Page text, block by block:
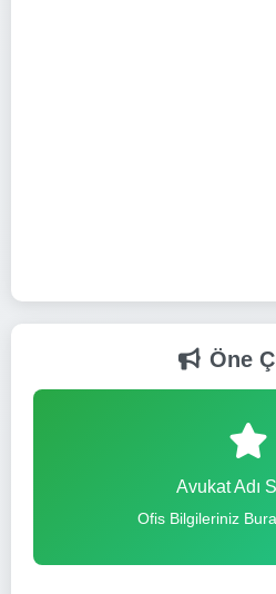
Öne
Avukat Adı
Ofis Bilgileriniz